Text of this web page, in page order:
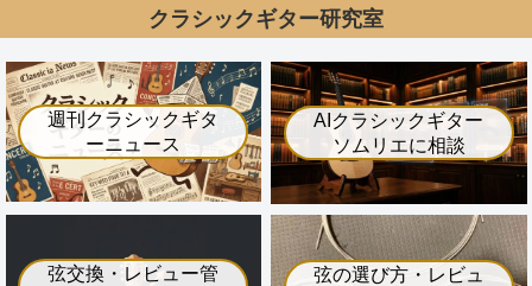
クラシックギター研究室
週刊クラシックギタ
ーニュース
AIクラシックギター
ソムリエに相談
弦交換・レビュー管
弦の選び方・レビュ